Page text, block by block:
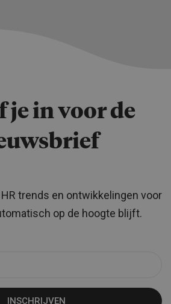
je in voor de
trends en ontwikkelingen voor
op de hoogte blijft.